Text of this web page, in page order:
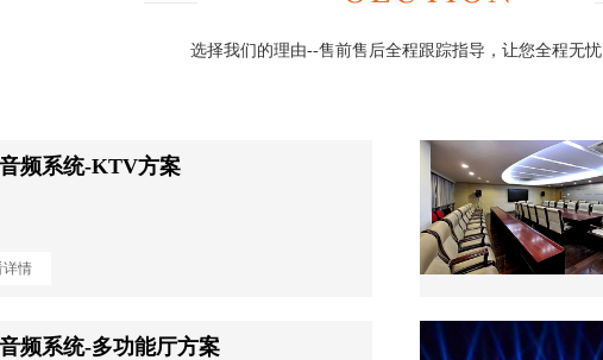
选择我们的理由--售前售后全程跟踪指导，让您全程无忧
频系统-KTV方案
详情
频系统-多功能厅方案